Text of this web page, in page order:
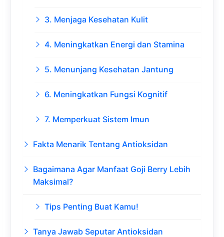
3. Menjaga Kesehatan Kulit
4. Meningkatkan Energi dan Stamina
5. Menunjang Kesehatan Jantung
6. Meningkatkan Fungsi Kognitif
7. Memperkuat Sistem Imun
Fakta Menarik Tentang Antioksidan
Bagaimana Agar Manfaat Goji Berry Lebih
Maksimal?
Tips Penting Buat Kamu!
Tanya Jawab Seputar Antioksidan